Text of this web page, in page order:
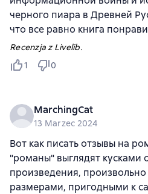
черного пиара в Древней
что все равно книга
Recenzja z Livelib.
1
0
MarchingCat
13 Marzec 2024
Вот как писать отзывы на
"романы" выглядят кусками
произведения,
размерами, пригодными к